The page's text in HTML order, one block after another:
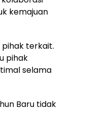
kemajuan
terkait.
pihak
selama
Baru tidak